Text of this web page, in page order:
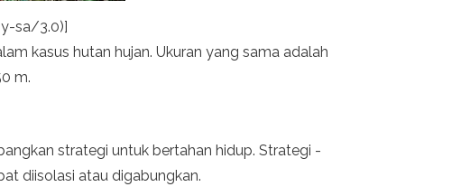
sa/3.0)]
kasus hutan hujan. Ukuran yang sama adalah
m.
strategi untuk bertahan hidup. Strategi -
diisolasi atau digabungkan.